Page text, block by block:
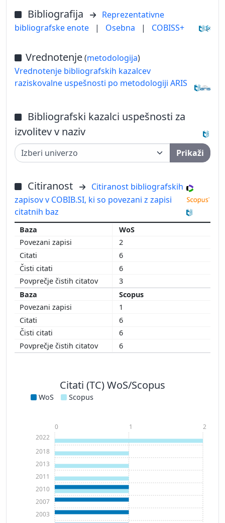
Bibliografija
Reprezentativne
bibliografske enote
| Osebna | COBISS+
Vrednotenje(metodologija)
Vrednotenje bibliografskih kazalcev
raziskovalne uspešnosti po metodologiji ARIS
Bibliografski kazalci uspešnosti za
izvolitev v naziv
Prikaži
Citiranost
Citiranost bibliografskih
zapisov v COBIB.SI, ki so povezani z zapisi
citatnih baz
WoS
2
6
6
3
Scopus
1
6
6
6
Citati (TC) WoS/Scopus
WoS Scopus
2003
2007
2010
2011
2013
2018
2022
0 1 2